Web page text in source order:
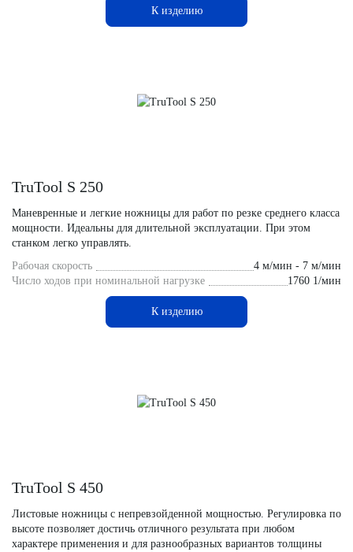
К изделию
TruTool S 250
Маневренные и легкие ножницы для работ по резке среднего класса
мощности. Идеальны для длительной эксплуатации. При этом
станком легко управлять.
Рабочая скорость
4 м/мин - 7 м/мин
Число ходов при номинальной нагрузке
1760 1/мин
К изделию
TruTool S 450
Листовые ножницы с непревзойденной мощностью. Регулировка по
высоте позволяет достичь отличного результата при любом
характере применения и для разнообразных вариантов толщины